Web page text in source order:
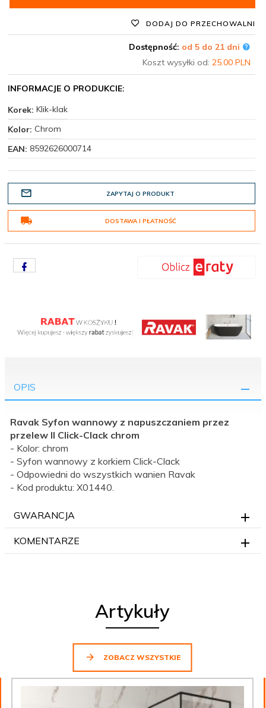
DODAJ DO PRZECHOWALNI
Dostępność: od 5 do 21 dni
Koszt wysyłki od: 25.00 PLN
INFORMACJE O PRODUKCIE:
Korek: Klik-klak
Kolor: Chrom
EAN: 8592626000714
ZAPYTAJ O PRODUKT
DOSTAWA I PŁATNOŚĆ
OPIS
Ravak Syfon wannowy z napuszczaniem przez
przelew II Click-Clack chrom
- Kolor: chrom
- Syfon wannowy z korkiem Click-Clack
- Odpowiedni do wszystkich wanien Ravak
- Kod produktu: X01440.
GWARANCJA
KOMENTARZE
Artykuły
ZOBACZ WSZYSTKIE